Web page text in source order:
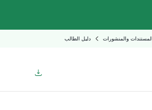
المستندات والمنشورات دليل الطالب